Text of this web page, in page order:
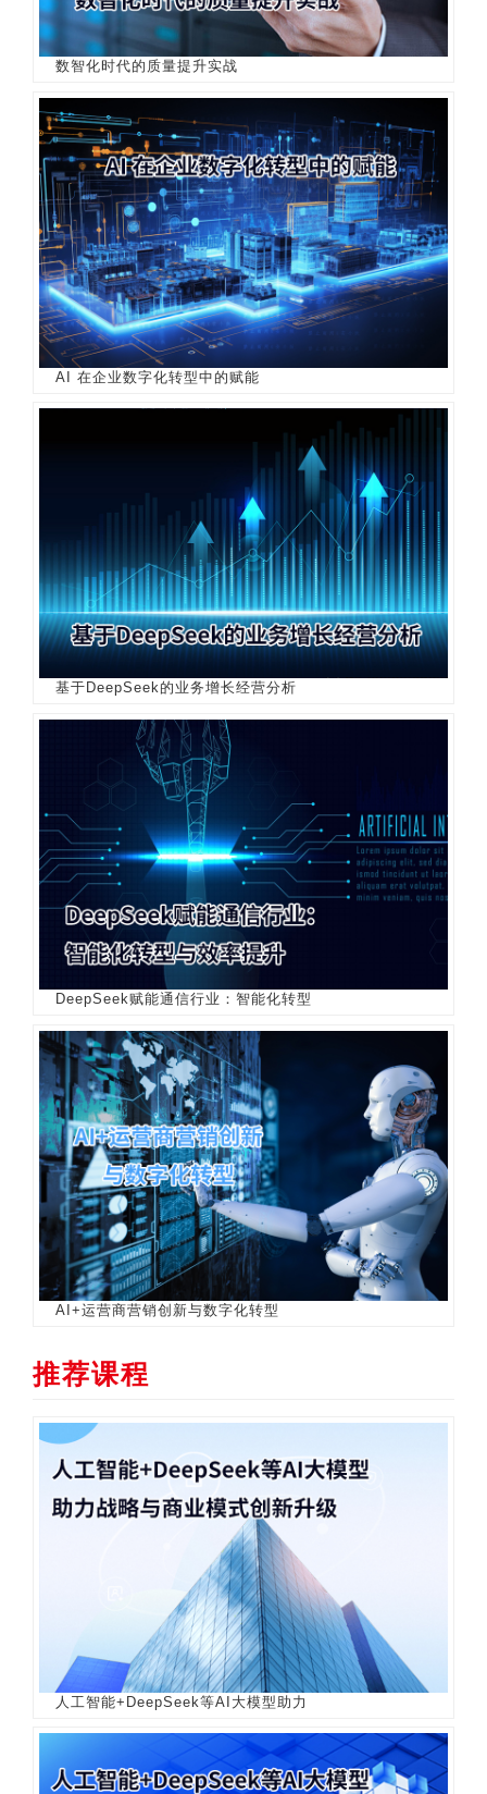
数智化时代的质量提升实战
AI 在企业数字化转型中的赋能
基于DeepSeek的业务增长经营分析
DeepSeek赋能通信行业：智能化转型
AI+运营商营销创新与数字化转型
推荐课程
人工智能+DeepSeek等AI大模型助力